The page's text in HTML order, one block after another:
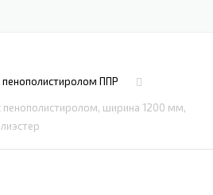
пенополистиролом ППР
пенополистиролом, ширина 1200 мм,